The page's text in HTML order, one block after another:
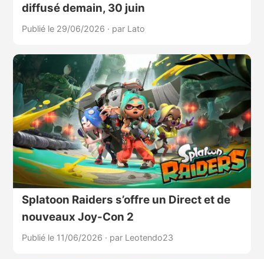
diffusé demain, 30 juin
Publié le 29/06/2026 · par Lato
Splatoon Raiders s’offre un Direct et de
nouveaux Joy-Con 2
Publié le 11/06/2026 · par Leotendo23